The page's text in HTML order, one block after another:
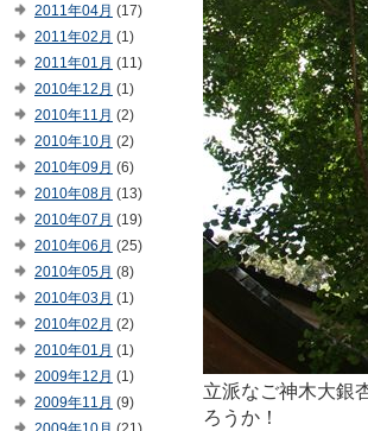
立派なご神木大銀
ろうか！
2011年04月 (17)
2011年02月 (1)
2011年01月 (11)
2010年12月 (1)
2010年11月 (2)
2010年10月 (2)
2010年09月 (6)
2010年08月 (13)
2010年07月 (19)
2010年06月 (25)
2010年05月 (8)
2010年03月 (1)
2010年02月 (2)
2010年01月 (1)
2009年12月 (1)
2009年11月 (9)